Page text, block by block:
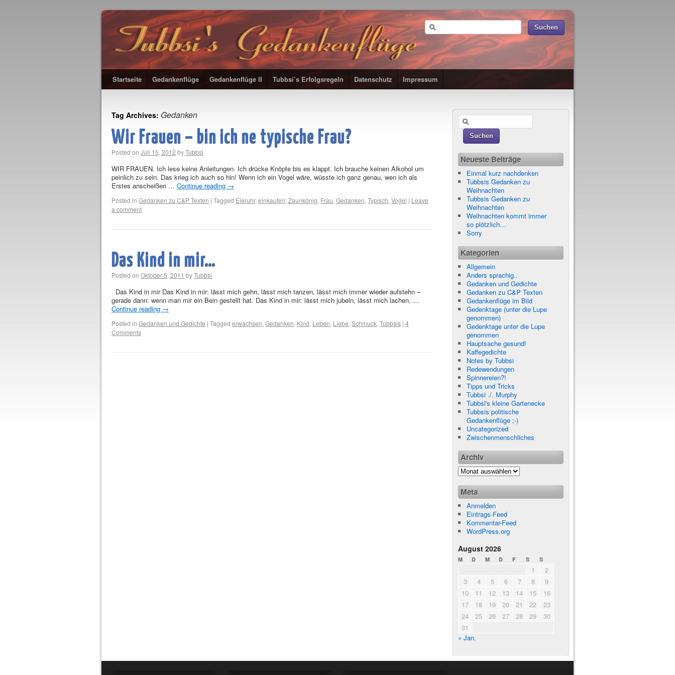
Startseite Gedankenflüge Gedankenflüge II Tubbsi’s Erfolgsregeln Datenschutz Impressum
Tag Archives: Gedanken
Wir Frauen – bin ich ne typische Frau?
Posted on Juli 15, 2012 byTubbsi
WIR FRAUEN. Ich lese keine Anleitungen. Ich drücke Knöpfe bis es klappt. Ich brauche keinen Alkohol um
peinlich zu sein. Das krieg ich auch so hin! Wenn ich ein Vogel wäre, wüsste ich ganz genau, wen ich als
Erstes anscheißen … Continue reading →
Posted in Gedanken zu C&P Texten | Tagged Eieruhr, einkaufen; Zaunkönig, Frau, Gedanken, Typisch, Vogel | Leave
a comment
Das Kind in mir…
Posted on Oktober 5, 2011 byTubbsi
Das Kind in mir Das Kind in mir: lässt mich gehn, lässt mich tanzen, lässt mich immer wieder aufstehn –
gerade dann: wenn man mir ein Bein gestellt hat. Das Kind in mir: lässt mich jubeln, lässt mich lachen, …
Continue reading →
Posted in Gedanken und Gedichte | Tagged erwachsen, Gedanken, Kind, Leben, Liebe, Schmuck, Tubbsis | 4
Comments
Neueste Beiträge
Einmal kurz nachdenken
Tubbsis Gedanken zu
Weihnachten
Tubbsis Gedanken zu
Weihnachten
Weihnachten kommt immer
so plötzlich…
Sorry
Kategorien
Allgemein
Anders sprachig..
Gedanken und Gedichte
Gedanken zu C&P Texten
Gedankenflüge im Bild
Gedenktage (unter die Lupe
genommen)
Gedenktage unter die Lupe
genommen
Hauptsache gesund!
Kaffegedichte
Notes by Tubbsi
Redewendungen
Spinnereien?!
Tipps und Tricks
Tubbsi ./. Murphy
Tubbsi's kleine Gartenecke
Tubbsis politische
Gedankenflüge ;-)
Uncategorized
Zwischenmenschliches
Archiv
Meta
Anmelden
Eintrags-Feed
Kommentar-Feed
WordPress.org
August 2026
M D M D F S S
1
2
3
4 5 6 7 8
9
10
11 12 13 14 15
16
17
18 19 20 21 22
23
24
25 26 27 28 29
30
31
« Jan.